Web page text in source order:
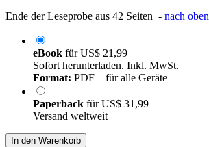
Ende der Leseprobe aus 42 Seiten - nach oben
eBook fürUS$ 21,99
Sofort herunterladen. Inkl. MwSt.
Format: PDF – für alle Geräte
Paperback fürUS$ 31,99
Versand weltweit
In den Warenkorb